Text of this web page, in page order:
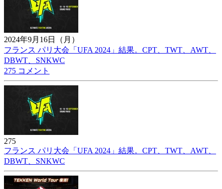
2024年9月16日（月）
フランス パリ大会「UFA 2024」結果。CPT、TWT、AWT、
DBWT、SNKWC
275 コメント
275
フランス パリ大会「UFA 2024」結果。CPT、TWT、AWT、
DBWT、SNKWC